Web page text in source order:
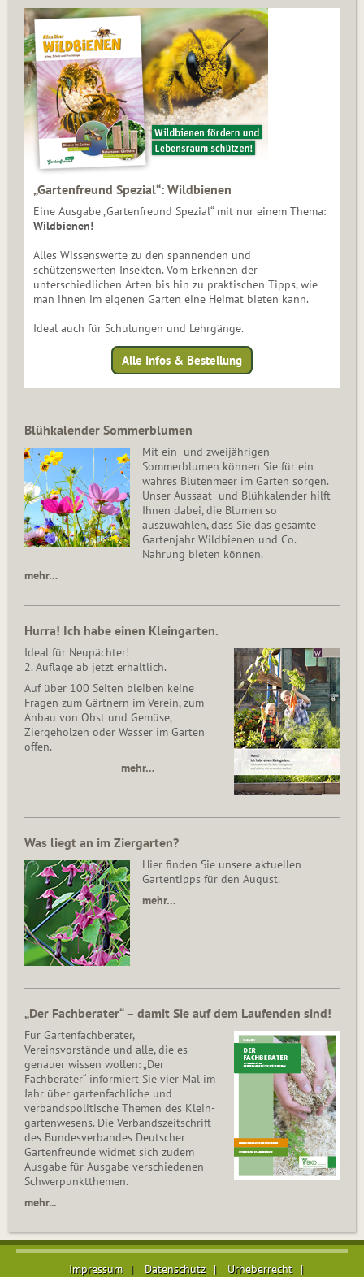
„Gartenfreund Spezial“: Wildbienen
Eine Ausgabe „Gartenfreund Spezial“ mit nur einem Thema:
Wildbienen!
Alles Wissenswerte zu den spannenden und
schützenswerten Insekten. Vom Erkennen der
unterschiedlichen Arten bis hin zu praktischen Tipps, wie
man ihnen im eigenen Garten eine Heimat bieten kann.
Ideal auch für Schulungen und Lehrgänge.
Alle Infos & Bestellung
Blühkalender Sommerblumen
Mit ein- und zweijährigen
Sommerblumen können Sie für ein
wahres Blütenmeer im Garten sorgen.
Unser Aussaat- und Blühkalender hilft
Ihnen dabei, die Blumen so
auszuwählen, dass Sie das gesamte
Gartenjahr Wildbienen und Co.
Nahrung bieten können.
mehr…
Hurra! Ich habe einen Kleingarten.
Ideal für Neupächter!
2. Auflage ab jetzt erhältlich.
Auf über 100 Seiten bleiben keine
Fragen zum Gärtnern im Verein, zum
Anbau von Obst und Gemüse,
Ziergehölzen oder Wasser im Garten
offen.
mehr…
Was liegt an im Ziergarten?
Hier finden Sie unsere aktuellen
Gartentipps für den August.
mehr…
„Der Fachberater“ – damit Sie auf dem Laufenden sind!
Für Gartenfachberater,
Vereinsvorstände und alle, die es
genauer wissen wollen: „Der
Fachberater“ informiert Sie vier Mal im
Jahr über gartenfachliche und
verbandspolitische Themen des Klein­
gar­ten­wesens. Die Ver­bands­zeit­schrift
des Bun­des­ver­ban­des Deutscher
Gartenfreunde widmet sich zudem
Ausgabe für Ausgabe verschiedenen
Schwer­punkt­the­men.
mehr...
Impressum Datenschutz Urheberrecht